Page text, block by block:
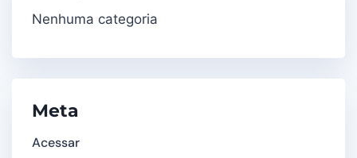
Nenhuma categoria
Meta
Acessar